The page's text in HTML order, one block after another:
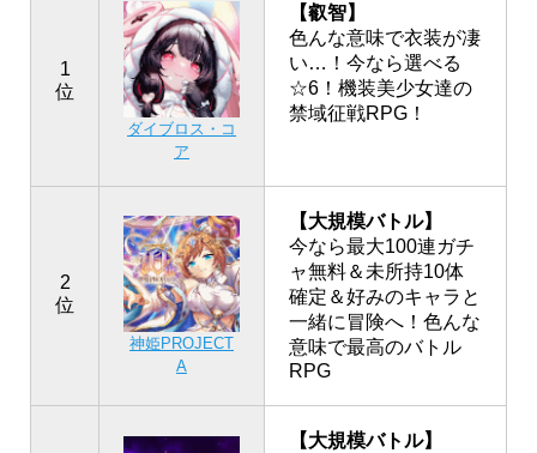
1
位
ダイブロス・コ
ア
【叡智】
色んな意味で衣装が凄
い…！今なら選べる
☆6！機装美少女達の
禁域征戦RPG！
2
位
神姫PROJECT
A
【大規模バトル】
今なら最大100連ガチ
ャ無料＆未所持10体
確定＆好みのキャラと
一緒に冒険へ！色んな
意味で最高のバトル
RPG
【大規模バトル】